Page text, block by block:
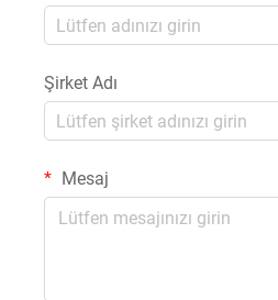
Şirket Adı
Mesaj